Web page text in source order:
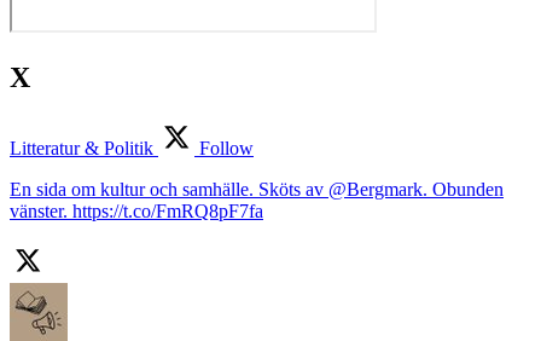
X
Litteratur & Politik
Follow
En sida om kultur och samhälle. Sköts av @Bergmark. Obunden
vänster. https://t.co/FmRQ8pF7fa